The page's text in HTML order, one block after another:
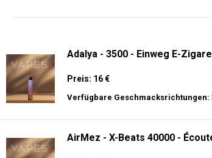
Adalya - 3500 - Einweg E-
Preis: 16 €
Verfügbare Geschmacksrichtungen:
AirMez - X-Beats 40000 -